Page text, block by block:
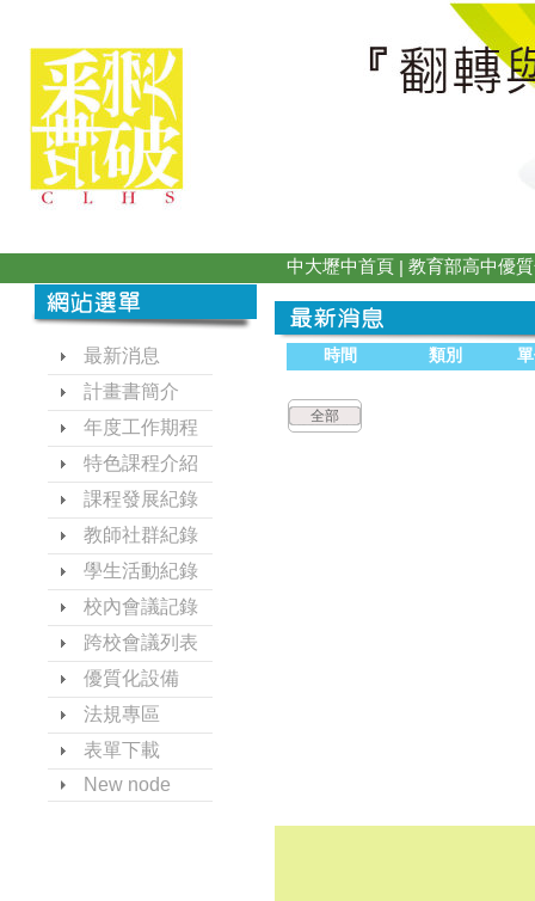
中大壢中首頁 | 教育部高中優
最新消息
計畫書簡介
年度工作期程
特色課程介紹
課程發展紀錄
教師社群紀錄
學生活動紀錄
校內會議記錄
跨校會議列表
優質化設備
法規專區
表單下載
New node
時間 類別
全部